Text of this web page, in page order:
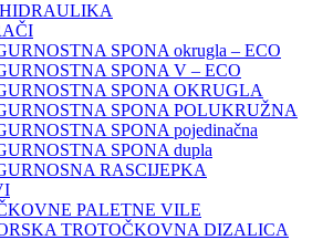
SPONA okrugla – ECO
SPONA V – ECO
SPONA OKRUGLA
SPONA POLUKRUŽNA
SPONA pojedinačna
SPONA dupla
RASCIJEPKA
PALETNE VILE
TROTOČKOVNA DIZALICA